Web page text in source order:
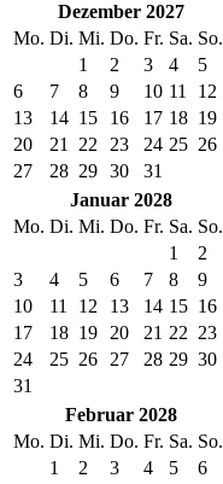
Dezember 2027
Mo. Di. Mi. Do. Fr. Sa. So.
1
2 3 4
5
6
7 8 9 10 11
12
13
14 15 16 17 18 19
20
21 22 23 24 25 26
27
28 29 30
31
Januar 2028
Mo. Di. Mi. Do. Fr. Sa. So.
1
2
3
4 5 6 7 8
9
10
11 12 13 14 15 16
17
18 19 20 21 22 23
24
25 26 27 28 29 30
31
Februar 2028
Mo. Di. Mi. Do. Fr. Sa. So.
1
2 3 4 5
6